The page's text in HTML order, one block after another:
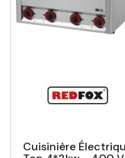
Cuisinière